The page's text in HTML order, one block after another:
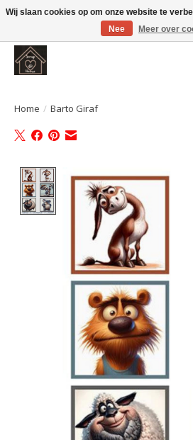
Large selection of products and fast shipping!
Home / Barto Giraf
Product image
Wij slaan cookies op om onze website te
Nee
Meer over